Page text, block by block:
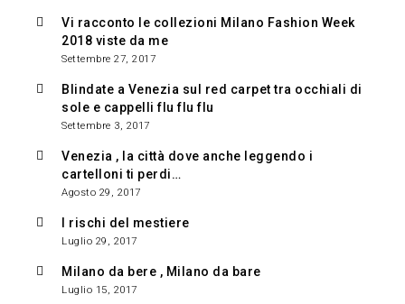
Vi racconto le collezioni Milano Fashion Week
2018 viste da me
Settembre 27, 2017
Blindate a Venezia sul red carpet tra occhiali di
sole e cappelli flu flu flu
Settembre 3, 2017
Venezia , la città dove anche leggendo i
cartelloni ti perdi…
Agosto 29, 2017
I rischi del mestiere
Luglio 29, 2017
Milano da bere , Milano da bare
Luglio 15, 2017